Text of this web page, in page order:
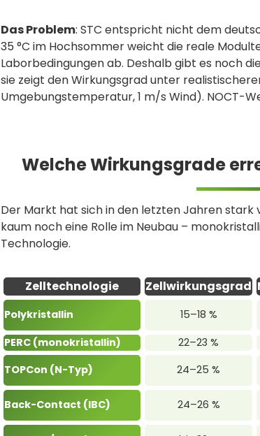
Das Problem: STC entspricht nicht dem
35 °C im Hochsommer weicht die reale
Laborbedingungen ab. Deshalb gibt es noch
sie zeigt den Wirkungsgrad unter
Umgebungstemperatur, 1 m/s Wind). NOCT-
Welche Wirkungsgrade
Der Markt hat sich in den letzten Jahren stark
kaum noch eine Rolle im Neubau –
Technologie.
Zelltechnologie Zellwirkungsgrad
Polykristallin 15–18 %
PERC (monokristallin)
22–23 %
TOPCon (N-Typ)
24–25 %
Back-Contact (IBC)
24–26 %